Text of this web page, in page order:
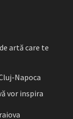
artă care te
Napoca
vor inspira